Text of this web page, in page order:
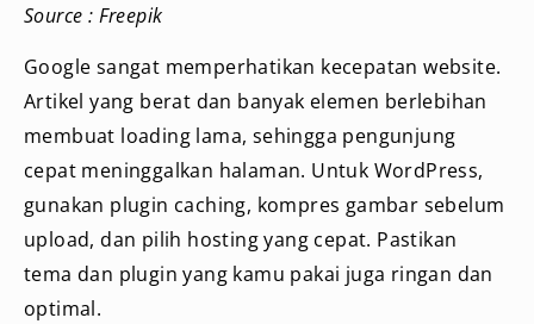
Source : Freepik
Google sangat memperhatikan kecepatan website.
Artikel yang berat dan banyak elemen berlebihan
membuat loading lama, sehingga pengunjung
cepat meninggalkan halaman. Untuk WordPress,
gunakan plugin caching, kompres gambar sebelum
upload, dan pilih hosting yang cepat. Pastikan
tema dan plugin yang kamu pakai juga ringan dan
optimal.